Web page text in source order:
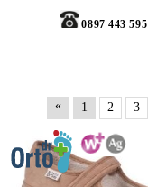
0897 443 595
«
1 2 3